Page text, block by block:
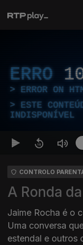
ERRO
ERROR ON
ESTE
INDISPONÍVEL
CONTROLO
A Ronda
Jaime Rocha é o
Uma conversa
estendal e outros